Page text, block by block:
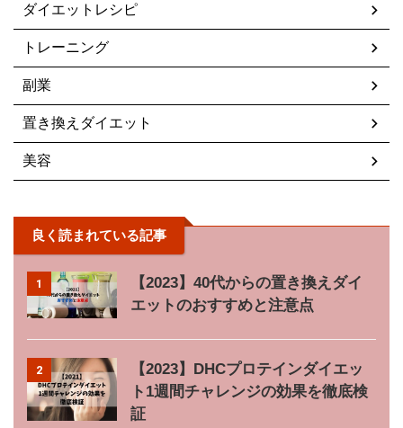
ダイエットレシピ
トレーニング
副業
置き換えダイエット
美容
良く読まれている記事
1
【2023】40代からの置き換えダイ
エットのおすすめと注意点
2
【2023】DHCプロテインダイエッ
ト1週間チャレンジの効果を徹底検
証